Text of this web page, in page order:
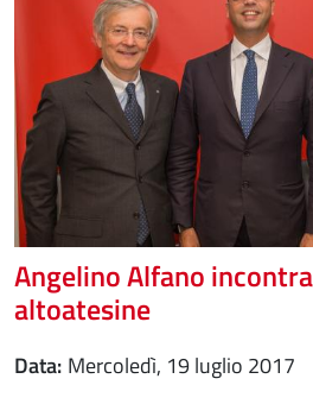
Angelino Alfano
altoatesine
Data
mercoledì, 19 luglio 2017